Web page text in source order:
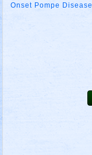
Onset Pompe